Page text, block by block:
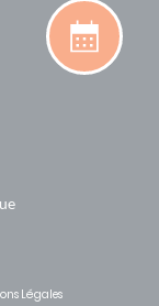
Légales